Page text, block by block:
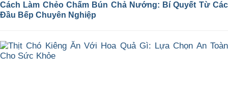
Cách Làm Chẻo Chấm Bún Chả Nướng: Bí Quyết Từ Các
Đầu Bếp Chuyên Nghiệp